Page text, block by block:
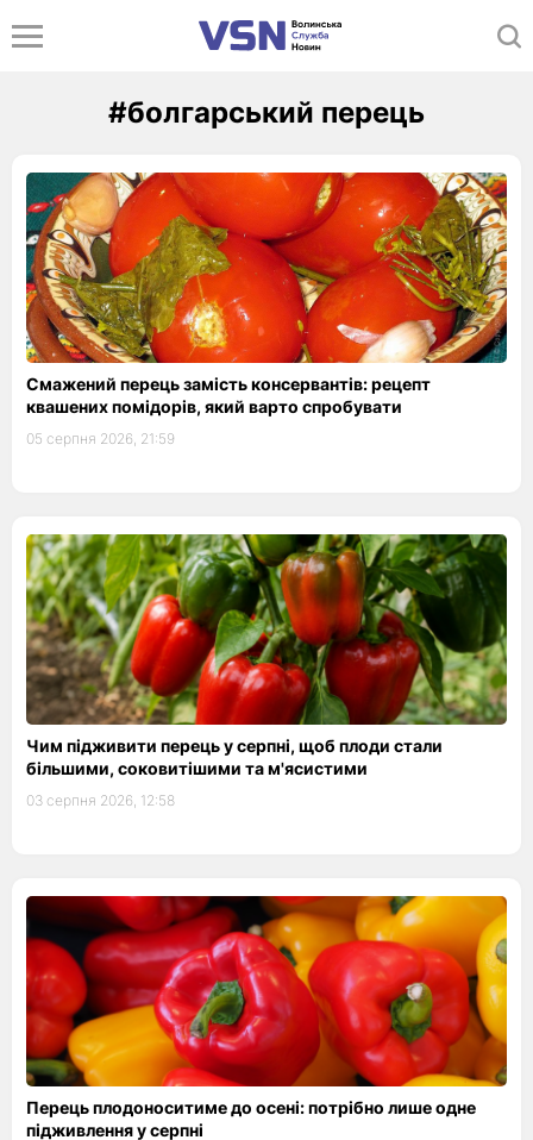
#болгарський перець
Смажений перець замість консервантів: рецепт
квашених помідорів, який варто спробувати
05 серпня 2026, 21:59
Чим підживити перець у серпні, щоб плоди стали
більшими, соковитішими та м'ясистими
03 серпня 2026, 12:58
Перець плодоноситиме до осені: потрібно лише одне
підживлення у серпні